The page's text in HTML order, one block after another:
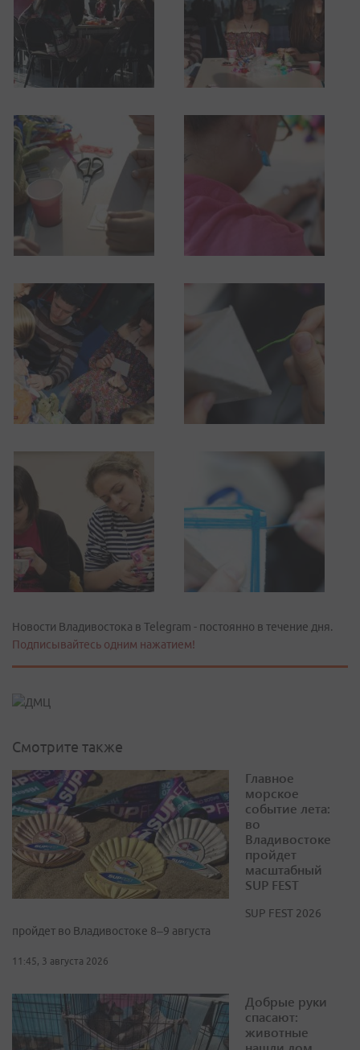
Новости Владивостока в Telegram - постоянно в течение дня.
Подписывайтесь одним нажатием!
Смотрите также
Главное
морское
событие лета:
во
Владивостоке
пройдет
масштабный
SUP FEST
SUP FEST 2026
пройдет во Владивостоке 8–9 августа
11:45, 3 августа 2026
Добрые руки
спасают:
животные